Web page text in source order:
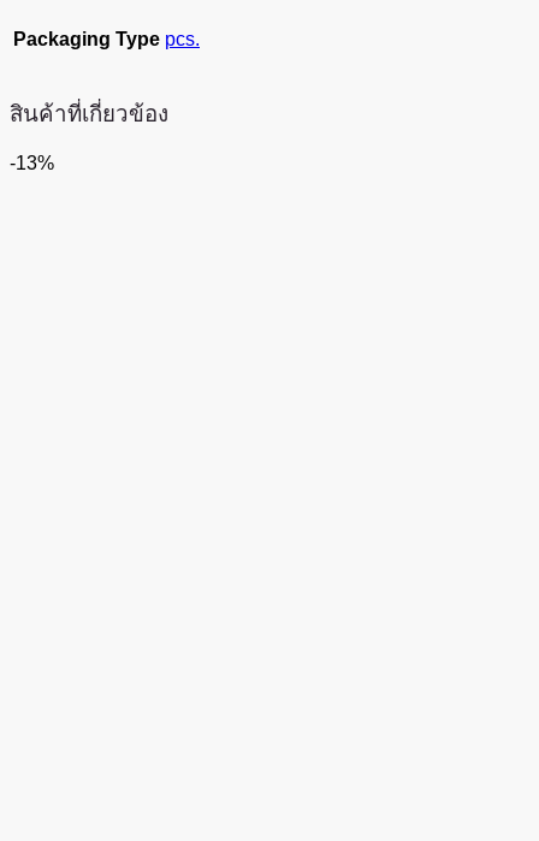
Packaging Type pcs.
สินค้าที่เกี่ยวข้อง
-13%